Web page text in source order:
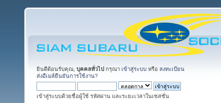
ยินดีต้อนรับคุณ, บุคคลทั่วไป กรุณา เข้าสู่ระบบ หรือ ลงทะเบียน
ส่งอีเมล์ยืนยันการใช้งาน?
เข้าสู่ระบบด้วยชื่อผู้ใช้ รหัสผ่าน และระยะเวลาในเซสชั่น